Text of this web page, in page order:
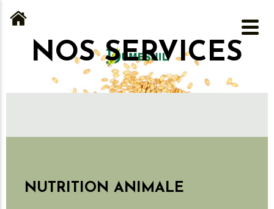
NOS SERVICES
NUTRITION ANIMALE